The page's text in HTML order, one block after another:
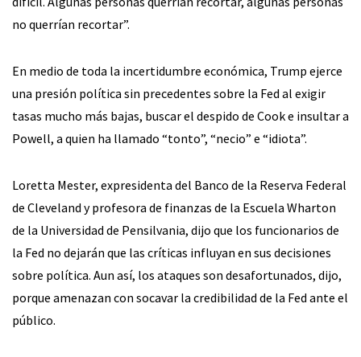
no querrían recortar”.
En medio de toda la incertidumbre económica, Trump ejerce
una presión política sin precedentes sobre la Fed al exigir
tasas mucho más bajas, buscar el despido de Cook e insultar a
Powell, a quien ha llamado “tonto”, “necio” e “idiota”.
Loretta Mester, expresidenta del Banco de la Reserva Federal
de Cleveland y profesora de finanzas de la Escuela Wharton
de la Universidad de Pensilvania, dijo que los funcionarios de
la Fed no dejarán que las críticas influyan en sus decisiones
sobre política. Aun así, los ataques son desafortunados, dijo,
porque amenazan con socavar la credibilidad de la Fed ante el
público.